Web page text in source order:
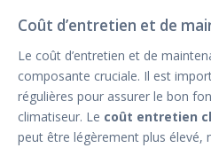
Coût d’entretien et de
Le coût d’entretien et de
composante cruciale. Il est
régulières pour assurer le bon
climatiseur. Le coût entretien
peut être légèrement plus élevé,